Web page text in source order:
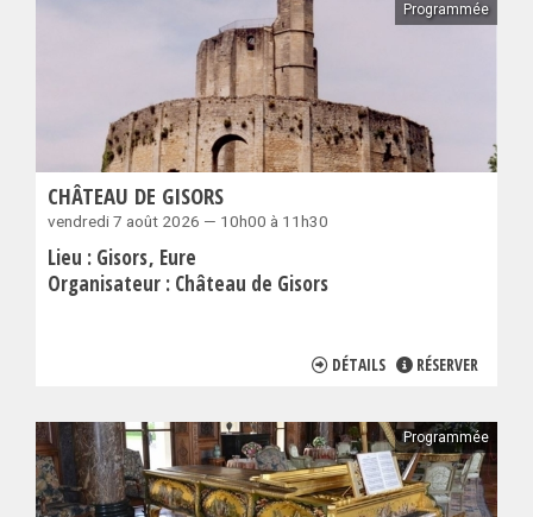
Programmée
CHÂTEAU DE GISORS
vendredi 7 août 2026 — 10h00 à 11h30
Lieu : Gisors Eure
Organisateur : Château de Gisors
DÉTAILS RÉSERVER
Programmée